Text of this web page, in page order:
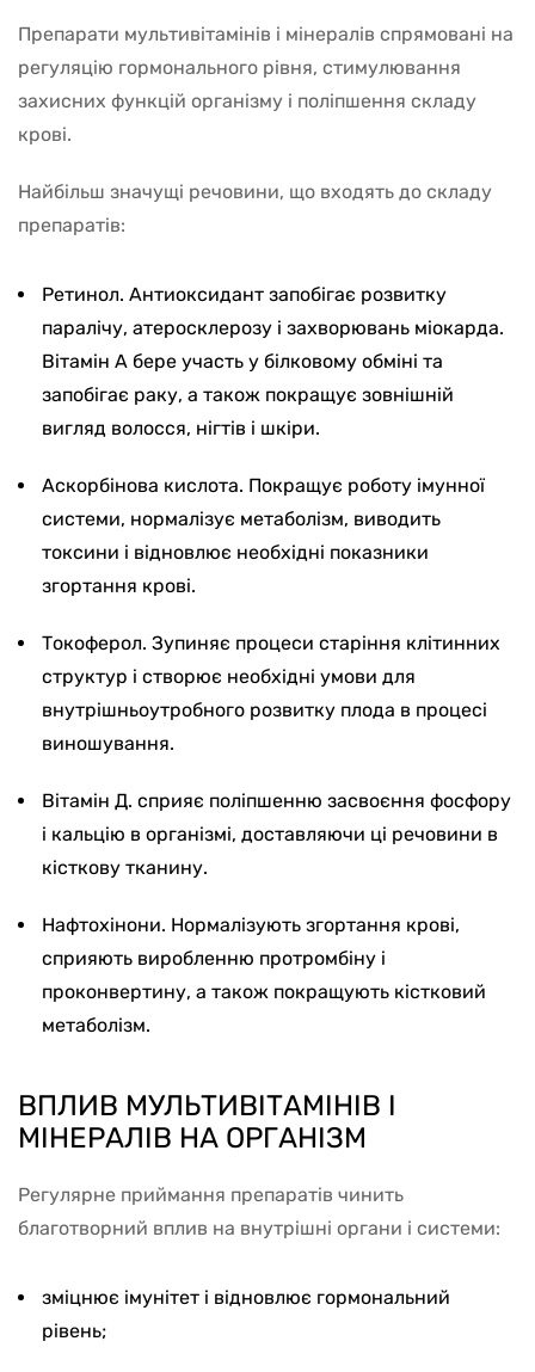
Препарати мультивітамінів і мінералів спрямовані на
регуляцію гормонального рівня, стимулювання
захисних функцій організму і поліпшення складу
крові.
Найбільш значущі речовини, що входять до складу
препаратів:
Ретинол. Антиоксидант запобігає розвитку
паралічу, атеросклерозу і захворювань міокарда.
Вітамін А бере участь у білковому обміні та
запобігає раку, а також покращує зовнішній
вигляд волосся, нігтів і шкіри.
Аскорбінова кислота. Покращує роботу імунної
системи, нормалізує метаболізм, виводить
токсини і відновлює необхідні показники
згортання крові.
Токоферол. Зупиняє процеси старіння клітинних
структур і створює необхідні умови для
внутрішньоутробного розвитку плода в процесі
виношування.
Вітамін Д. сприяє поліпшенню засвоєння фосфору
і кальцію в організмі, доставляючи ці речовини в
кісткову тканину.
Нафтохінони. Нормалізують згортання крові,
сприяють виробленню протромбіну і
проконвертину, а також покращують кістковий
метаболізм.
ВПЛИВ МУЛЬТИВІТАМІНІВ І
МІНЕРАЛІВ НА ОРГАНІЗМ
Регулярне приймання препаратів чинить
благотворний вплив на внутрішні органи і системи:
зміцнює імунітет і відновлює гормональний
рівень;